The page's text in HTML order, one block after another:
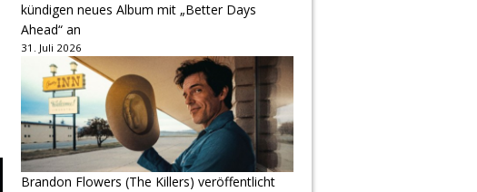
kündigen neues Album mit „Better Days
Ahead“ an
31. Juli 2026
Brandon Flowers (The Killers) veröffentlicht